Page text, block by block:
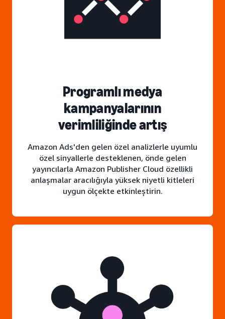
Programlı medya
kampanyalarının
verimliliğinde artış
Amazon Ads'den gelen özel analizlerle uyumlu
özel sinyallerle desteklenen, önde gelen
yayıncılarla Amazon Publisher Cloud özellikli
anlaşmalar aracılığıyla yüksek niyetli kitleleri
uygun ölçekte etkinleştirin.